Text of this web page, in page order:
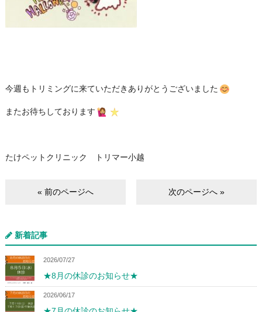
今週もトリミングに来ていただきありがとうございました
またお待ちしております
たけペットクリニック トリマー小越
« 前のページへ 次のページへ »
新着記事
2026/07/27
★8月の休診のお知らせ★
2026/06/17